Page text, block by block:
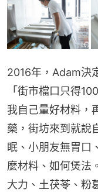
2016年，Adam決
「街市檔口只得
我自己量好材料，
藥，街坊來到就說
眠、小朋友無胃
麼材料、如何煲法
大力、土茯苓、粉